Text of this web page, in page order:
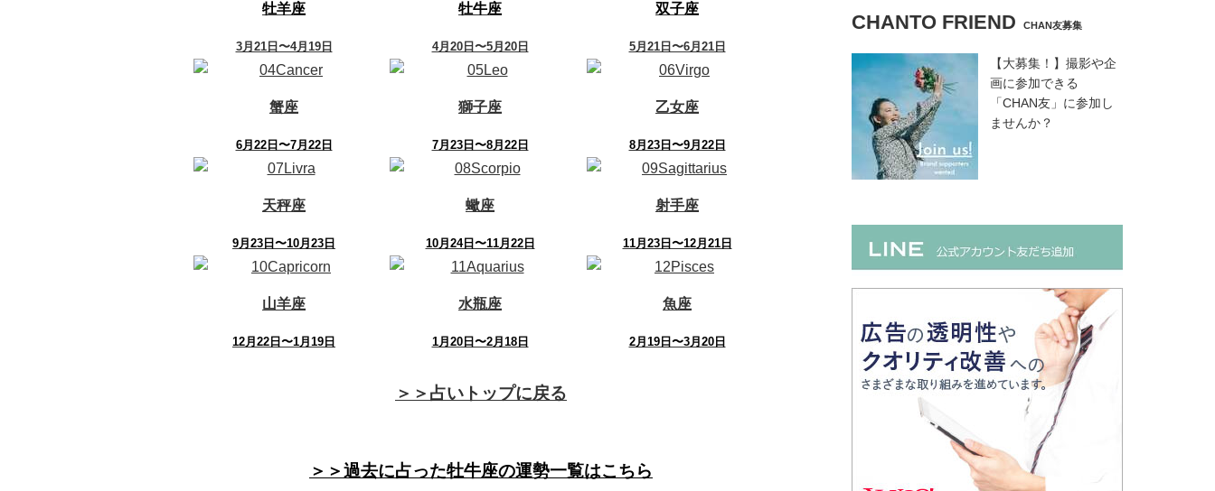
牡羊座
3月21日〜4月19日
牡牛座
4月20日〜5月20日
双子座
5月21日〜6月21日
蟹座
6月22日〜7月22日
獅子座
7月23日〜8月22日
乙女座
8月23日〜9月22日
天秤座
9月23日〜10月23日
蠍座
10月24日〜11月22日
射手座
11月23日〜12月21日
山羊座
12月22日〜1月19日
水瓶座
1月20日〜2月18日
魚座
2月19日〜3月20日
＞＞占いトップに戻る
＞＞過去に占った牡牛座の運勢一覧はこちら
CHANTO FRIEND CHAN友募集
【大募集！】撮影や企
画に参加できる
「CHAN友」に参加し
ませんか？